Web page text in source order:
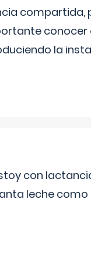
compartida,
la
con
leche como